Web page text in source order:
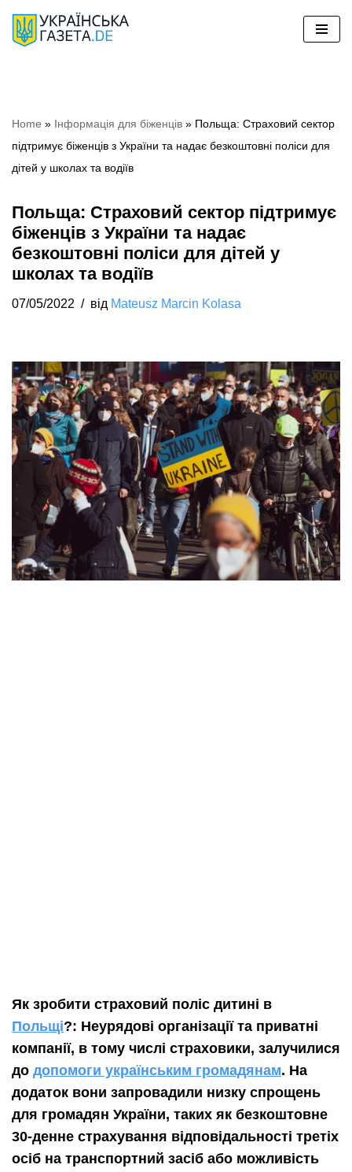
Перейти
Home » Iнформація для біженців » Польща: Страховий сектор
підтримує біженців з України та надає безкоштовні поліси для
дітей у школах та водіїв
Польща: Страховий сектор підтримує
біженців з України та надає
безкоштовні поліси для дітей у
школах та водіїв
07/05/2022 від Mateusz Marcin Kolasa
Як зробити страховий поліс дитині в
Польщі?: Неурядові організації та приватні
компанії, в тому числі страховики, залучилися
до допомоги українським громадянам. На
додаток вони запровадили низку спрощень
для громадян України, таких як безкоштовне
30-денне страхування відповідальності третіх
осіб на транспортний засіб або можливість